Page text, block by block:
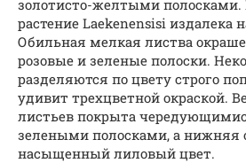
золотисто-желтыми полосками.
растение Laekenensisi издалека
Обильная мелкая листва
розовые и зеленые полоски.
разделяются по цвету строго
удивит трехцветной окраской.
листьев покрыта
зелеными полосками, а нижняя
насыщенный лиловый цвет.